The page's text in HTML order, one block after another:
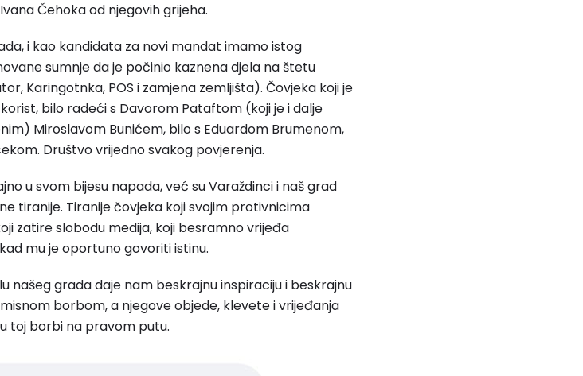
Čehoka od njegovih grijeha.
i kao kandidata za novi mandat imamo istog
sumnje da je počinio kaznena djela na štetu
Karingotnka, POS i zamjena zemljišta). Čovjeka koji je
bilo radeći s Davorom Pataftom (koji je i dalje
Miroslavom Bunićem, bilo s Eduardom Brumenom,
Društvo vrijedno svakog povjerenja.
u svom bijesu napada, već su Varaždinci i naš grad
tiranije. Tiranije čovjeka koji svojim protivnicima
zatire slobodu medija, koji besramno vrijeđa
mu je oportuno govoriti istinu.
našeg grada daje nam beskrajnu inspiraciju i beskrajnu
borbom, a njegove objede, klevete i vrijeđanja
toj borbi na pravom putu.